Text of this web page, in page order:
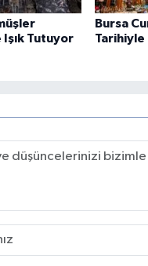
Işık Tutuyor
Bursa
Tarihiyle